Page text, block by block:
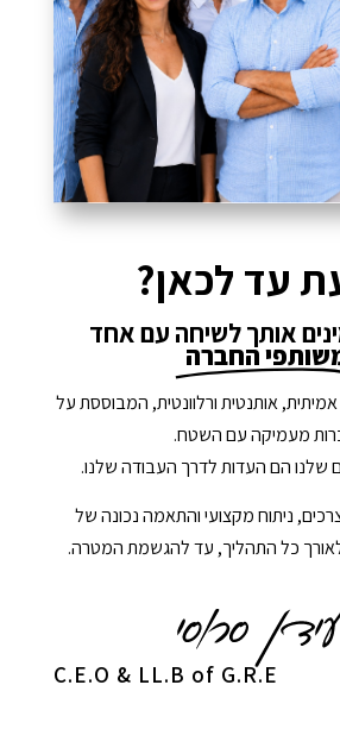
עד לכאן?
אותך לשיחה עם אחד
החברה
אותנטית ורלוונטית, המבוססת על
מעמיקה עם השטח.
שלנו הם העדות לדרך העבודה שלנו.
ניתוח מקצועי והתאמה נכונה של
לאורך כל התהליך, עד להגשמת המטרה.
C.E.O & LL.B of G.R.E